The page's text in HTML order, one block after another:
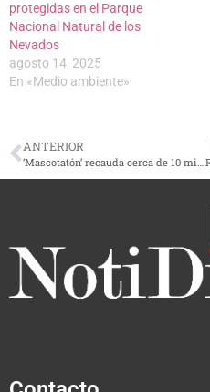
protegidas en el Parque
Nacional Natural de los
Nevados
agosto 14, 2025
En «Medio ambiente»
ANTERIOR
‘Mascotatón’ recauda cerca de 10 millones de pesos para alimentar animales en Risaralda